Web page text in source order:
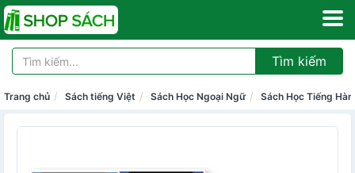
Tìm kiếm
Trang chủ Sách tiếng Việt Sách Học Ngoại Ngữ Sách Học Tiếng Hàn